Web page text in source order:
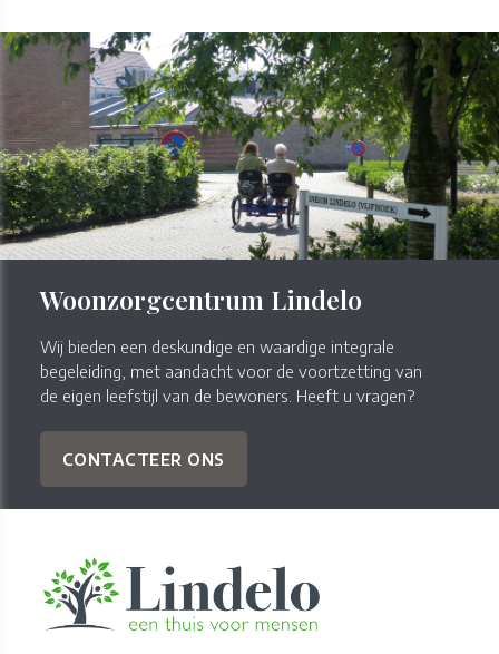
Woonzorgcentrum Lindelo
Wij bieden een deskundige en waardige integrale
begeleiding, met aandacht voor de voortzetting van
de eigen leefstijl van de bewoners. Heeft u vragen?
CONTACTEER ONS